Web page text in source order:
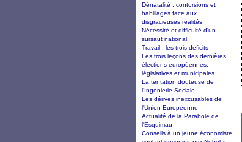
Dénatalité : contorsions et
habillages face aux
disgracieuses réalités
Nécessité et difficulté d'un
sursaut national.
Travail : les trois déficits
Les trois leçons des dernières
élections européennes,
législatives et municipales
La tentation douteuse de
l’Ingénierie Sociale
Les dérives inexcusables de
l'Union Européenne
Actualité de la Parabole de
l'Esquimau
Conseils à un jeune économiste